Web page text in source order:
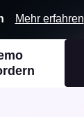
Mehr erfahren